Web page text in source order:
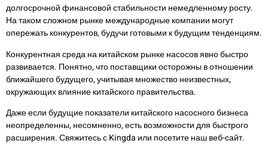
долгосрочной финансовой стабильности немедленному росту.
На таком сложном рынке международные компании могут
опережать конкурентов, будучи готовыми к будущим тенденциям.
Конкурентная среда на китайском рынке насосов явно быстро
развивается. Понятно, что поставщики осторожны в отношении
ближайшего будущего, учитывая множество неизвестных,
окружающих влияние китайского правительства.
Даже если будущие показатели китайского насосного бизнеса
неопределенны, несомненно, есть возможности для быстрого
расширения. Свяжитесь с Kingda или посетите наш веб-сайт.